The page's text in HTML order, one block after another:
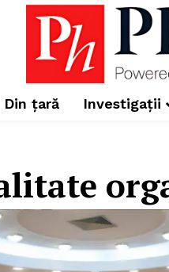
Din țară Investigații